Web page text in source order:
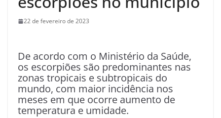
22 de fevereiro de 2023
De acordo com o Ministério da Saúde,
os escorpiões são predominantes nas
zonas tropicais e subtropicais do
mundo, com maior incidência nos
meses em que ocorre aumento de
temperatura e umidade.